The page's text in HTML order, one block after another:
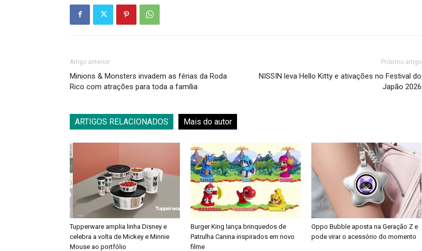
Artigo anterior
Minions & Monsters invadem as férias da Roda
Rico com atrações para toda a família
Próximo artigo
NISSIN leva Hello Kitty e ativações no Festival do
Japão 2026
ARTIGOS RELACIONADOS Mais do autor
Tupperware amplia linha Disney e
celebra a volta de Mickey e Minnie
Mouse ao portfólio
Burger King lança brinquedos de
Patrulha Canina inspirados em novo
filme
Oppo Bubble aposta na Geração Z e
pode virar o acessório do momento